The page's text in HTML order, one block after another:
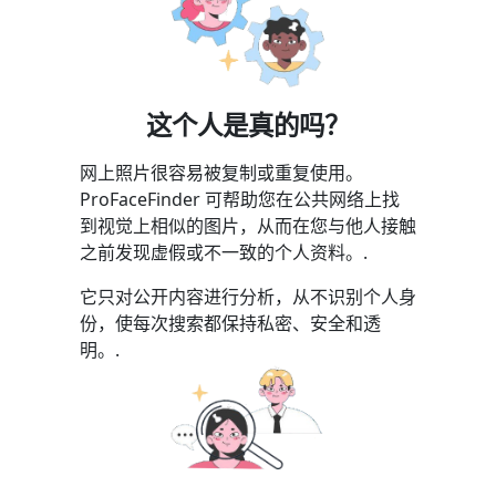
这个人是真的吗？
网上照片很容易被复制或重复使用。
ProFaceFinder 可帮助您在公共网络上找
到视觉上相似的图片，从而在您与他人接触
之前发现虚假或不一致的个人资料。.
它只对公开内容进行分析，从不识别个人身
份，使每次搜索都保持私密、安全和透
明。.